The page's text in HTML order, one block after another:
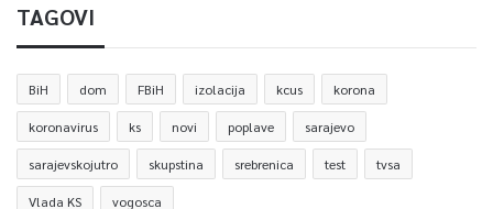
TAGOVI
BiH dom FBiH izolacija kcus korona
koronavirus ks novi poplave sarajevo
sarajevskojutro skupstina srebrenica test tvsa
Vlada KS vogosca